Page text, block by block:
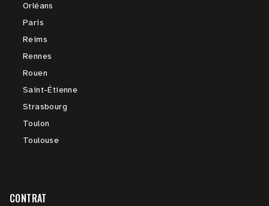
Orléans
Paris
Reims
Rennes
Rouen
Saint-Étienne
Strasbourg
Toulon
Toulouse
CONTRAT